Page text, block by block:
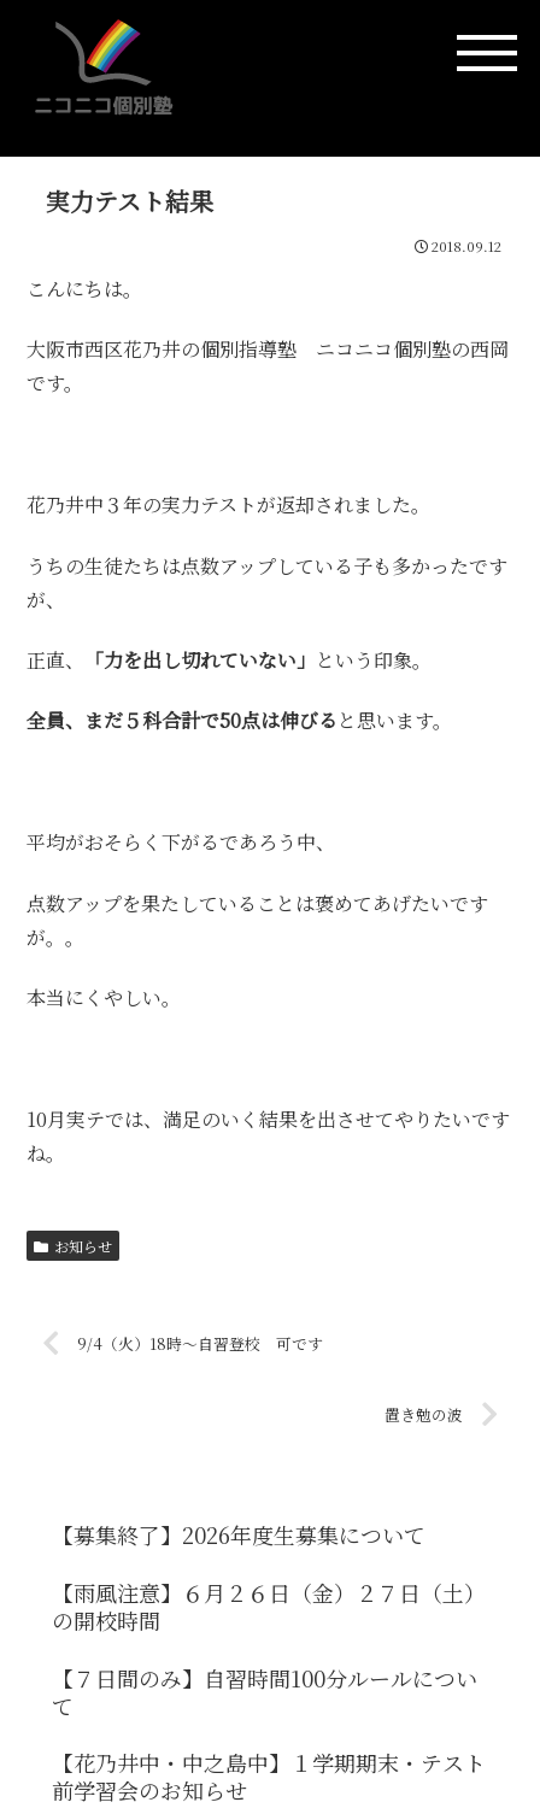
実力テスト結果
2018.09.12
こんにちは。
大阪市西区花乃井の個別指導塾 ニコニコ個別塾の西岡
です。
花乃井中３年の実力テストが返却されました。
うちの生徒たちは点数アップしている子も多かったです
が、
正直、 「力を出し切れていない」 という印象。
全員、まだ５科合計で50点は伸びる と思います。
平均がおそらく下がるであろう中、
点数アップを果たしていることは褒めてあげたいです
が。。
本当にくやしい。
10月実テでは、満足のいく結果を出させてやりたいです
ね。
お知らせ
9/4（火）18時～自習登校 可です
置き勉の波
【募集終了】2026年度生募集について
【雨風注意】６月２６日（金）２７日（土）
の開校時間
【７日間のみ】自習時間100分ルールについ
て
【花乃井中・中之島中】１学期期末・テスト
前学習会のお知らせ